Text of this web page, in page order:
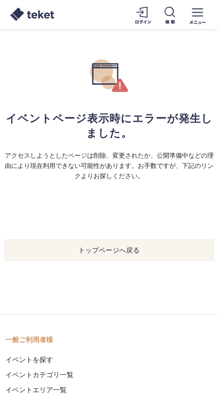
イベントページ表示時にエラーが発生し
ました。
アクセスしようとしたページは削除、変更されたか、公開準備中などの理
由により現在利用できない可能性があります。お手数ですが、下記のリン
クよりお探しください。
トップページへ戻る
一般ご利用者様
イベントを探す
イベントカテゴリ一覧
イベントエリア一覧